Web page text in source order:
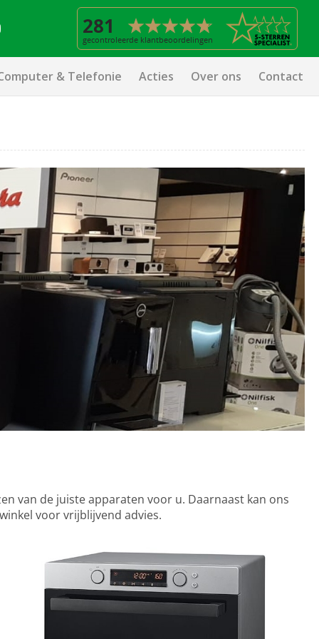
& Telefonie Acties Over ons Contact
van de juiste apparaten voor u. Daarnaast kan ons
voor vrijblijvend advies.